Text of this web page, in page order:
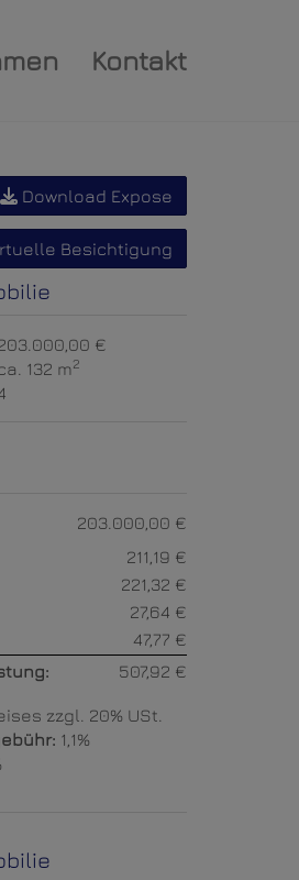
Kontakt
Download Expose
Besichtigung
€
132 m2
203.000,00 €
211,19 €
221,32 €
27,64 €
47,77 €
507,92 €
zzgl. 20% USt.
1,1%